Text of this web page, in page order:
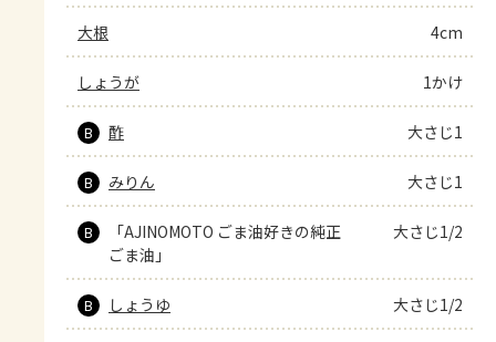
大根 4cm
しょうが 1かけ
B 酢 大さじ1
B みりん 大さじ1
B
「AJINOMOTO ごま油好きの純正
ごま油」
大さじ1/2
B しょうゆ 大さじ1/2